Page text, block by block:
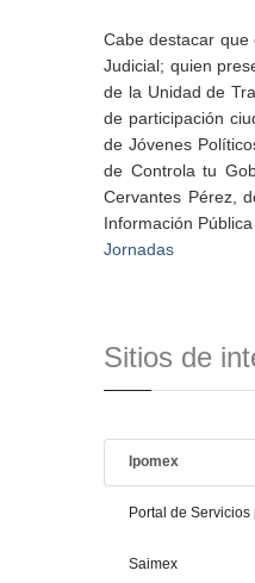
Cabe destacar
Judicial; quien
de la Unidad de
de participación
de Jóvenes
de Controla tu
Cervantes Pérez,
Información
Jornadas
Sitios de
Ipomex
Portal de
Saimex